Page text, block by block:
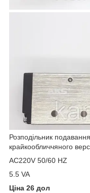
Розподільник
крайкообличчяного
AC220V 50/60 HZ
5.5 VA
Ціна 26 дол